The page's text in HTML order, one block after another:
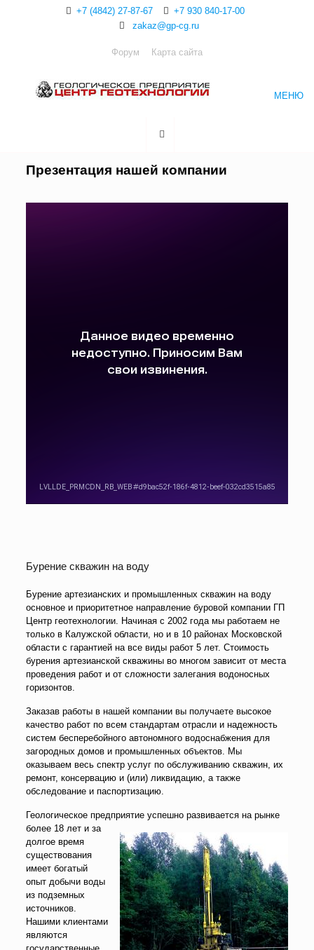
+7 (4842) 27-87-67
+7 930 840-17-00
zakaz@gp-cg.ru
Форум Карта сайта
МЕНЮ
Презентация нашей компании
Бурение скважин на воду
Бурение артезианских и промышленных скважин на воду
основное и приоритетное направление буровой компании ГП
Центр геотехнологии. Начиная с 2002 года мы работаем не
только в Калужской области, но и в 10 районах Московской
области с гарантией на все виды работ 5 лет. Стоимость
бурения артезианской скважины во многом зависит от места
проведения работ и от сложности залегания водоносных
горизонтов.
Заказав работы в нашей компании вы получаете высокое
качество работ по всем стандартам отрасли и надежность
систем бесперебойного автономного водоснабжения для
загородных домов и промышленных объектов. Мы
оказываем весь спектр услуг по обслуживанию скважин, их
ремонт, консервацию и (или) ликвидацию, а также
обследование и паспортизацию.
Геологическое предприятие успешно развивается на рынке
более 18 лет и за
долгое время
существования
имеет богатый
опыт добычи воды
из подземных
источников.
Нашими клиентами
являются